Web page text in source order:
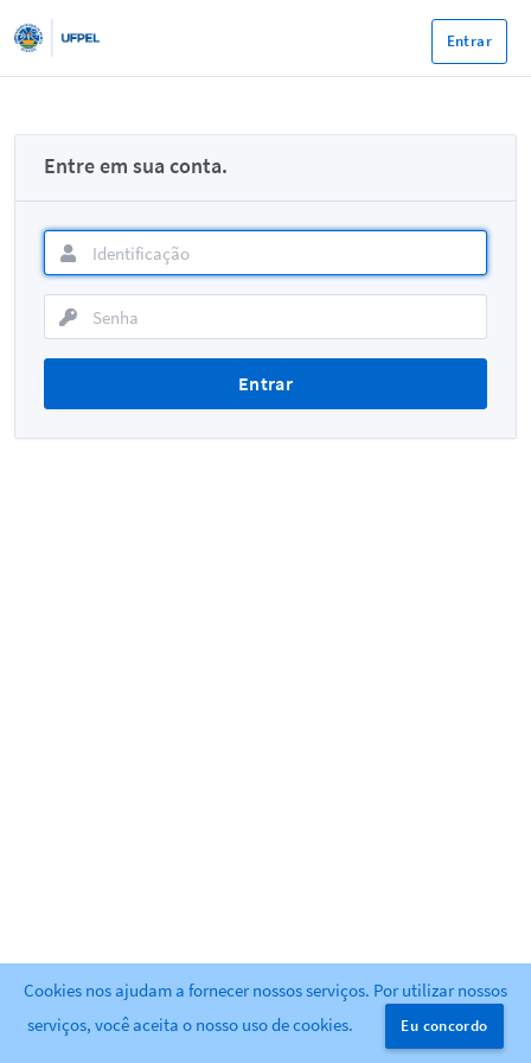
Entrar
Entre em sua conta.
Powered by Greenlight . release-2.9.1
Cookies nos ajudam a fornecer nossos serviços. Por utilizar nossos
serviços, você aceita o nosso uso de cookies.
Eu concordo